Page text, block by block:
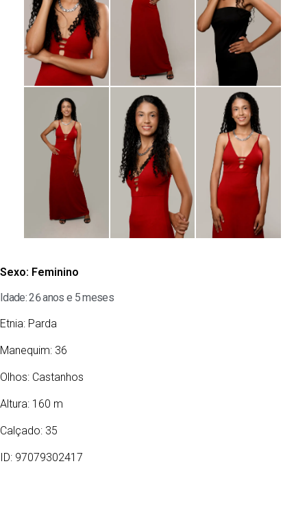
Sexo: Feminino
Idade: 26 anos e 5 meses
Etnia: Parda
Manequim: 36
Olhos: Castanhos
Altura: 160 m
Calçado: 35
ID: 97079302417